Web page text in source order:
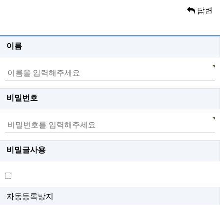
답변
이름
비밀번호
비밀글사용
자동등록방지